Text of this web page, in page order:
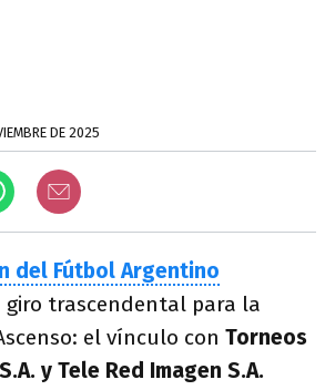
DE 2025
del Fútbol Argentino
giro trascendental para la
el vínculo con Torneos
y Tele Red Imagen S.A.